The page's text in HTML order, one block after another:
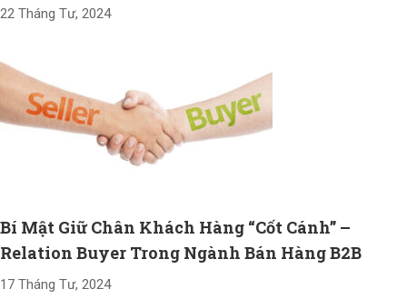
22 Tháng Tư, 2024
Bí Mật Giữ Chân Khách Hàng “Cốt Cánh” –
Relation Buyer Trong Ngành Bán Hàng B2B
17 Tháng Tư, 2024